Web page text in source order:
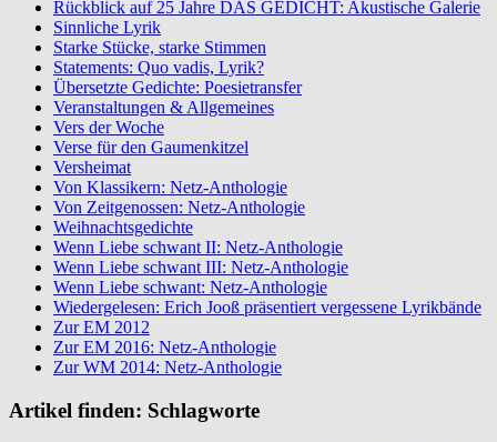
Rückblick auf 25 Jahre DAS GEDICHT: Akustische Galerie
Sinnliche Lyrik
Starke Stücke, starke Stimmen
Statements: Quo vadis, Lyrik?
Übersetzte Gedichte: Poesietransfer
Veranstaltungen & Allgemeines
Vers der Woche
Verse für den Gaumenkitzel
Versheimat
Von Klassikern: Netz-Anthologie
Von Zeitgenossen: Netz-Anthologie
Weihnachtsgedichte
Wenn Liebe schwant II: Netz-Anthologie
Wenn Liebe schwant III: Netz-Anthologie
Wenn Liebe schwant: Netz-Anthologie
Wiedergelesen: Erich Jooß präsentiert vergessene Lyrikbände
Zur EM 2012
Zur EM 2016: Netz-Anthologie
Zur WM 2014: Netz-Anthologie
Artikel finden: Schlagworte